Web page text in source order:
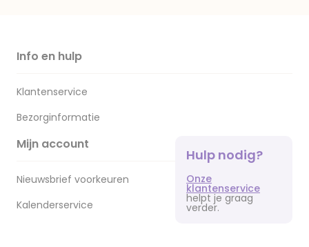
Info en hulp
Klantenservice
Bezorginformatie
Mijn account
Nieuwsbrief voorkeuren
Kalenderservice
Hulp nodig?
Onze
klantenservice
helpt je graag
verder.